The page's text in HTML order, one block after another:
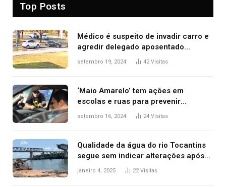
Top Posts
Médico é suspeito de invadir carro e
agredir delegado aposentado
durante confusão no trânsito
setembro 19, 2024 42Visitas
‘Maio Amarelo’ tem ações em
escolas e ruas para prevenir
acidentes no trânsito no AP
setembro 16, 2024 24 Visitas
Qualidade da água do rio Tocantins
segue sem indicar alterações após
desabamento da ponte entre MA e
janeiro 4, 2025 22Visitas